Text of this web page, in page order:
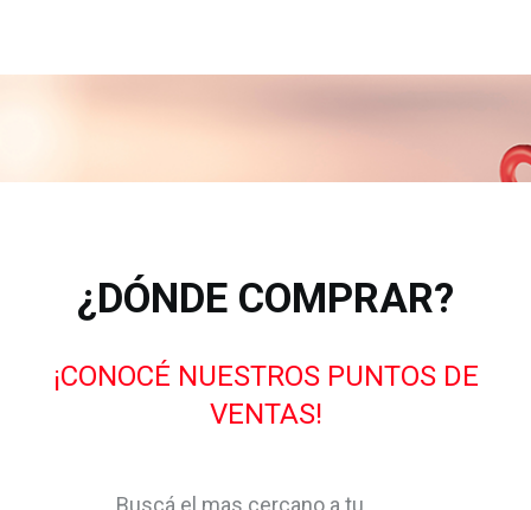
¿DÓNDE COMPRAR?
¡CONOCÉ NUESTROS PUNTOS DE
VENTAS!
Buscá el mas cercano a tu